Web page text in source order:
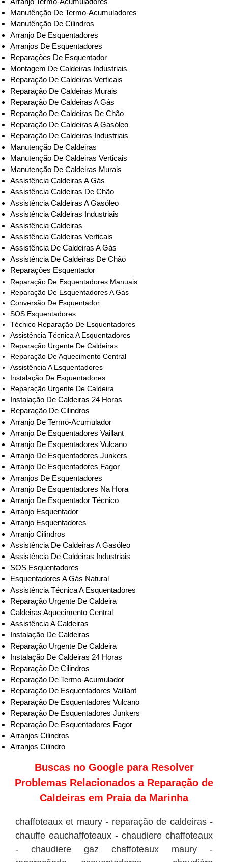
Manutênção De Termo-Acumuladores
Manutênção De Cilindros
Arranjo De Esquentadores
Arranjos De Esquentadores
Reparações De Esquentador
Montagem De Caldeiras Industriais
Reparação De Caldeiras Verticais
Reparação De Caldeiras Murais
Reparação De Caldeiras A Gás
Reparação De Caldeiras De Chão
Reparação De Caldeiras A Gasóleo
Reparação De Caldeiras Industriais
Manutenção De Caldeiras
Manutenção De Caldeiras Verticais
Manutenção De Caldeiras Murais
Assistência Caldeiras A Gás
Assistência Caldeiras De Chão
Assistência Caldeiras A Gasóleo
Assistência Caldeiras Industriais
Assistência Caldeiras
Assistência Caldeiras Verticais
Assistência De Caldeiras A Gás
Assistência De Caldeiras De Chão
Reparações Esquentador
Reparação De Esquentadores Manuais
Reparação De Esquentadores A Gás
Conversão De Esquentador
SOS Esquentadores
Técnico Reparação De Esquentadores
Assistência Técnica A Esquentadores
Reparação Urgente De Caldeiras
Reparação De Aquecimento Central
Assistência A Esquentadores
Instalação De Esquentadores
Reparação Urgente De Caldeira
Instalação De Caldeiras 24 Horas
Reparação De Cilindros
Arranjo De Termo-Acumulador
Arranjo De Esquentadores Vaillant
Arranjo De Esquentadores Vulcano
Arranjo De Esquentadores Junkers
Arranjo De Esquentadores Fagor
Arranjos De Esquentadores
Arranjo De Esquentadores Na Hora
Arranjo De Esquentador Técnico
Arranjo Esquentador
Arranjo Esquentadores
Arranjo Cilindros
Assistência De Caldeiras A Gasóleo
Assistência De Caldeiras Industriais
SOS Esquentadores
Esquentadores A Gás Natural
Assistência Técnica A Esquentadores
Reparação Urgente De Caldeira
Caldeiras Aquecimento Central
Assistência A Caldeiras
Instalação De Caldeiras
Reparação Urgente De Caldeira
Instalação De Caldeiras 24 Horas
Reparação De Cilindros
Reparação De Termo-Acumulador
Reparação De Esquentadores Vaillant
Reparação De Esquentadores Vulcano
Reparação De Esquentadores Junkers
Reparação De Esquentadores Fagor
Arranjos Cilindros
Arranjos Cilindro
Buscas no Google para Resolver
Problemas Relacionados a Reparação de
Caldeiras em Praia da Marinha
chaffoteaux et maury - reparação de caldeiras -
chauffe eauchaffoteaux - chaudiere chaffoteaux
- chaudiere gaz chaffoteaux maury -